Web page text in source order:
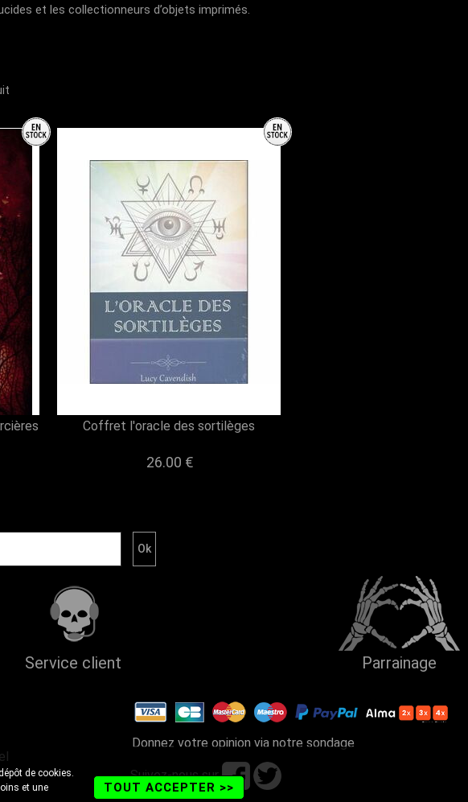
et les collectionneurs d’objets imprimés.
Coffret l'oracle des sortilèges
26.00 €
Service client Parrainage
Donnez votre opinion via notre sondage
Suivez-nous sur
TOUT ACCEPTER >>
de cookies.
et une